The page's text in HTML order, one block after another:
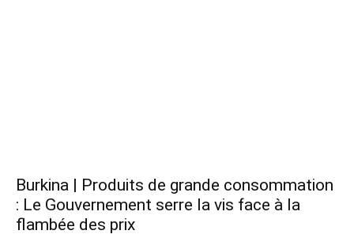
Burkina | Produits de grande consommation
: Le Gouvernement serre la vis face à la
flambée des prix